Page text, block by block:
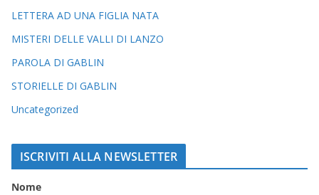
LETTERA AD UNA FIGLIA NATA
MISTERI DELLE VALLI DI LANZO
PAROLA DI GABLIN
STORIELLE DI GABLIN
Uncategorized
ISCRIVITI ALLA NEWSLETTER
Nome